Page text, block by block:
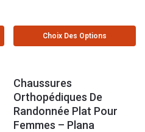
Choix Des Options
Chaussures
Orthopédiques De
Randonnée Plat Pour
Femmes – Plana